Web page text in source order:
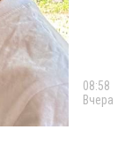
08:58
Вчера